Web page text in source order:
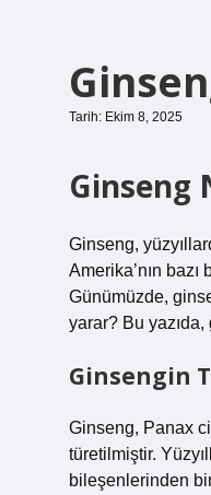
Tarih: Ekim 8, 2025
Ginseng
Ginseng,
Amerika’nın
Günümüzde,
yarar? Bu yazıda,
Ginsengin
Ginseng, Panax
türetilmiştir.
bileşenlerinden